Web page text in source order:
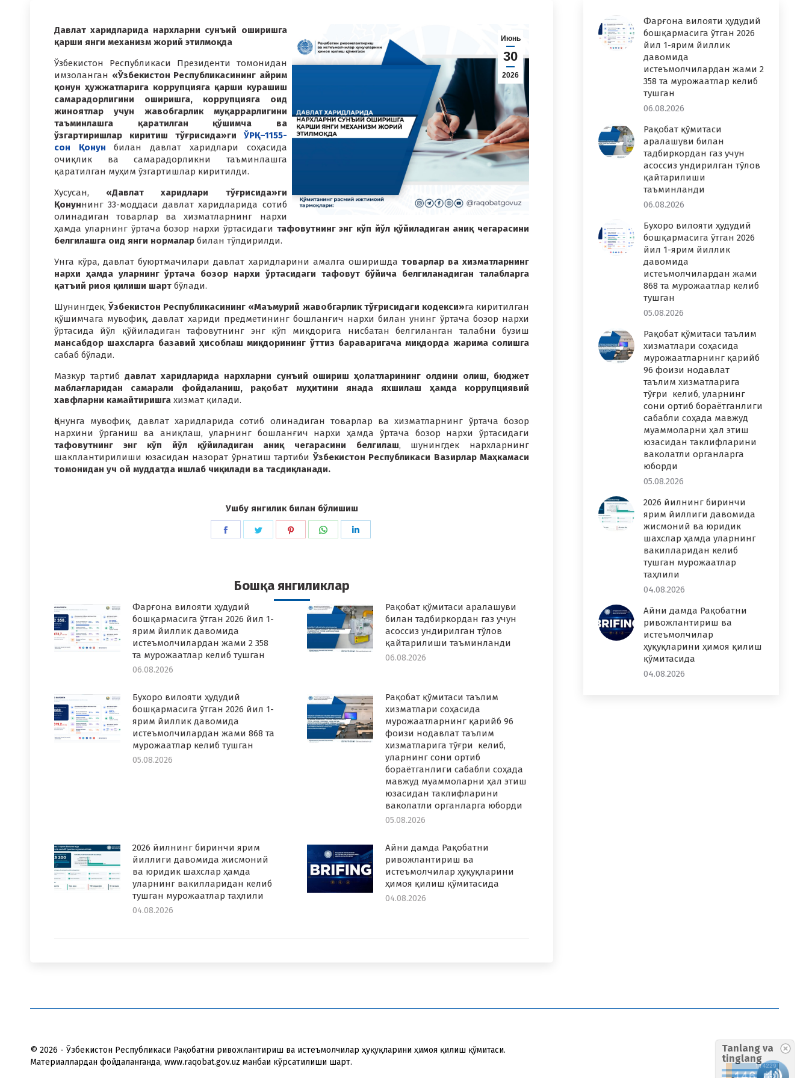
Июнь
30
2026
Давлат харидларида нархларни сунъий оширишга
қарши янги механизм жорий этилмоқда
Ўзбекистон Республикаси Президенти томонидан
имзоланган «Ўзбекистон Республикасининг айрим
қонун ҳужжатларига коррупцияга қарши курашиш
самарадорлигини оширишга, коррупцияга оид
жиноятлар учун жавобгарлик муқаррарлигини
таъминлашга қаратилган қўшимча ва
ўзгартиришлар киритиш тўғрисида»ги ЎРҚ–1155-
сон Қонун билан давлат харидлари соҳасида
очиқлик ва самарадорликни таъминлашга
қаратилган муҳим ўзгартишлар киритилди.
Хусусан, «Давлат харидлари тўғрисида»ги
Қонуннинг 33-моддаси давлат харидларида сотиб
олинадиган товарлар ва хизматларнинг нархи
ҳамда уларнинг ўртача бозор нархи ўртасидаги тафовутнинг энг кўп йўл қўйиладиган аниқ чегарасини
белгилашга оид янги нормалар билан тўлдирилди.
Унга кўра, давлат буюртмачилари давлат харидларини амалга оширишда товарлар ва хизматларнинг
нархи ҳамда уларнинг ўртача бозор нархи ўртасидаги тафовут бўйича белгиланадиган талабларга
қатъий риоя қилиши шарт бўлади.
Шунингдек,Ўзбекистон Республикасининг «Маъмурий жавобгарлик тўғрисидаги кодекси»га киритилган
қўшимчага мувофиқ, давлат хариди предметининг бошланғич нархи билан унинг ўртача бозор нархи
ўртасида йўл қўйиладиган тафовутнинг энг кўп миқдорига нисбатан белгиланган талабни бузиш
мансабдор шахсларга базавий ҳисоблаш миқдорининг ўттиз бараваригача миқдорда жарима солишга
сабаб бўлади.
Мазкур тартиб давлат харидларида нархларни сунъий ошириш ҳолатларининг олдини олиш, бюджет
маблағларидан самарали фойдаланиш, рақобат муҳитини янада яхшилаш ҳамда коррупциявий
хавфларни камайтиришга хизмат қилади.
Қонунга мувофиқ, давлат харидларида сотиб олинадиган товарлар ва хизматларнинг ўртача бозор
нархини ўрганиш ва аниқлаш, уларнинг бошланғич нархи ҳамда ўртача бозор нархи ўртасидаги
тафовутнинг энг кўп йўл қўйиладиган аниқ чегарасини белгилаш, шунингдек нархларнинг
шакллантирилиши юзасидан назорат ўрнатиш тартиби Ўзбекистон Республикаси Вазирлар Маҳкамаси
томонидан уч ой муддатда ишлаб чиқилади ва тасдиқланади.
Ушбу янгилик билан бўлишиш
Share
Share
Share
Share
Бошқа янгиликлар
Фарғона вилояти ҳудудий
бошқармасига ўтган 2026 йил 1-
ярим йиллик давомида
истеъмолчилардан жами 2 358
та мурожаатлар келиб тушган
06.08.2026
Рақобат қўмитаси аралашуви
билан тадбиркордан газ учун
асоссиз ундирилган тўлов
қайтарилиши таъминланди
06.08.2026
Бухоро вилояти ҳудудий
бошқармасига ўтган 2026 йил 1-
ярим йиллик давомида
истеъмолчилардан жами 868 та
мурожаатлар келиб тушган
05.08.2026
Рақобат қўмитаси таълим
хизматлари соҳасида
мурожаатларнинг қарийб 96
фоизи нодавлат таълим
хизматларига тўғри келиб,
уларнинг сони ортиб
бораётганлиги сабабли соҳада
мавжуд муаммоларни ҳал этиш
юзасидан таклифларини
ваколатли органларга юборди
05.08.2026
2026 йилнинг биринчи ярим
йиллиги давомида жисмоний
ва юридик шахслар ҳамда
уларнинг вакилларидан келиб
тушган мурожаатлар таҳлили
04.08.2026
Айни дамда Рақобатни
ривожлантириш ва
истеъмолчилар ҳуқуқларини
ҳимоя қилиш қўмитасида
04.08.2026
Фарғона вилояти ҳудудий
бошқармасига ўтган 2026
йил 1-ярим йиллик
давомида
истеъмолчилардан жами 2
358 та мурожаатлар келиб
тушган
06.08.2026
Рақобат қўмитаси
аралашуви билан
тадбиркордан газ учун
асоссиз ундирилган тўлов
қайтарилиши
таъминланди
06.08.2026
Бухоро вилояти ҳудудий
бошқармасига ўтган 2026
йил 1-ярим йиллик
давомида
истеъмолчилардан жами
868 та мурожаатлар келиб
тушган
05.08.2026
Рақобат қўмитаси таълим
хизматлари соҳасида
мурожаатларнинг қарийб
96 фоизи нодавлат
таълим хизматларига
тўғри келиб, уларнинг
сони ортиб бораётганлиги
сабабли соҳада мавжуд
муаммоларни ҳал этиш
юзасидан таклифларини
ваколатли органларга
юборди
05.08.2026
2026 йилнинг биринчи
ярим йиллиги давомида
жисмоний ва юридик
шахслар ҳамда уларнинг
вакилларидан келиб
тушган мурожаатлар
таҳлили
04.08.2026
Айни дамда Рақобатни
ривожлантириш ва
истеъмолчилар
ҳуқуқларини ҳимоя қилиш
қўмитасида
04.08.2026
© 2026 - Ўзбекистон Республикаси Рақобатни ривожлантириш ва истеъмолчилар ҳуқуқларини ҳимоя қилиш қўмитаси.
Материаллардан фойдаланганда, www.raqobat.gov.uz манбаи кўрсатилиши шарт.
Tanlang va
tinglang